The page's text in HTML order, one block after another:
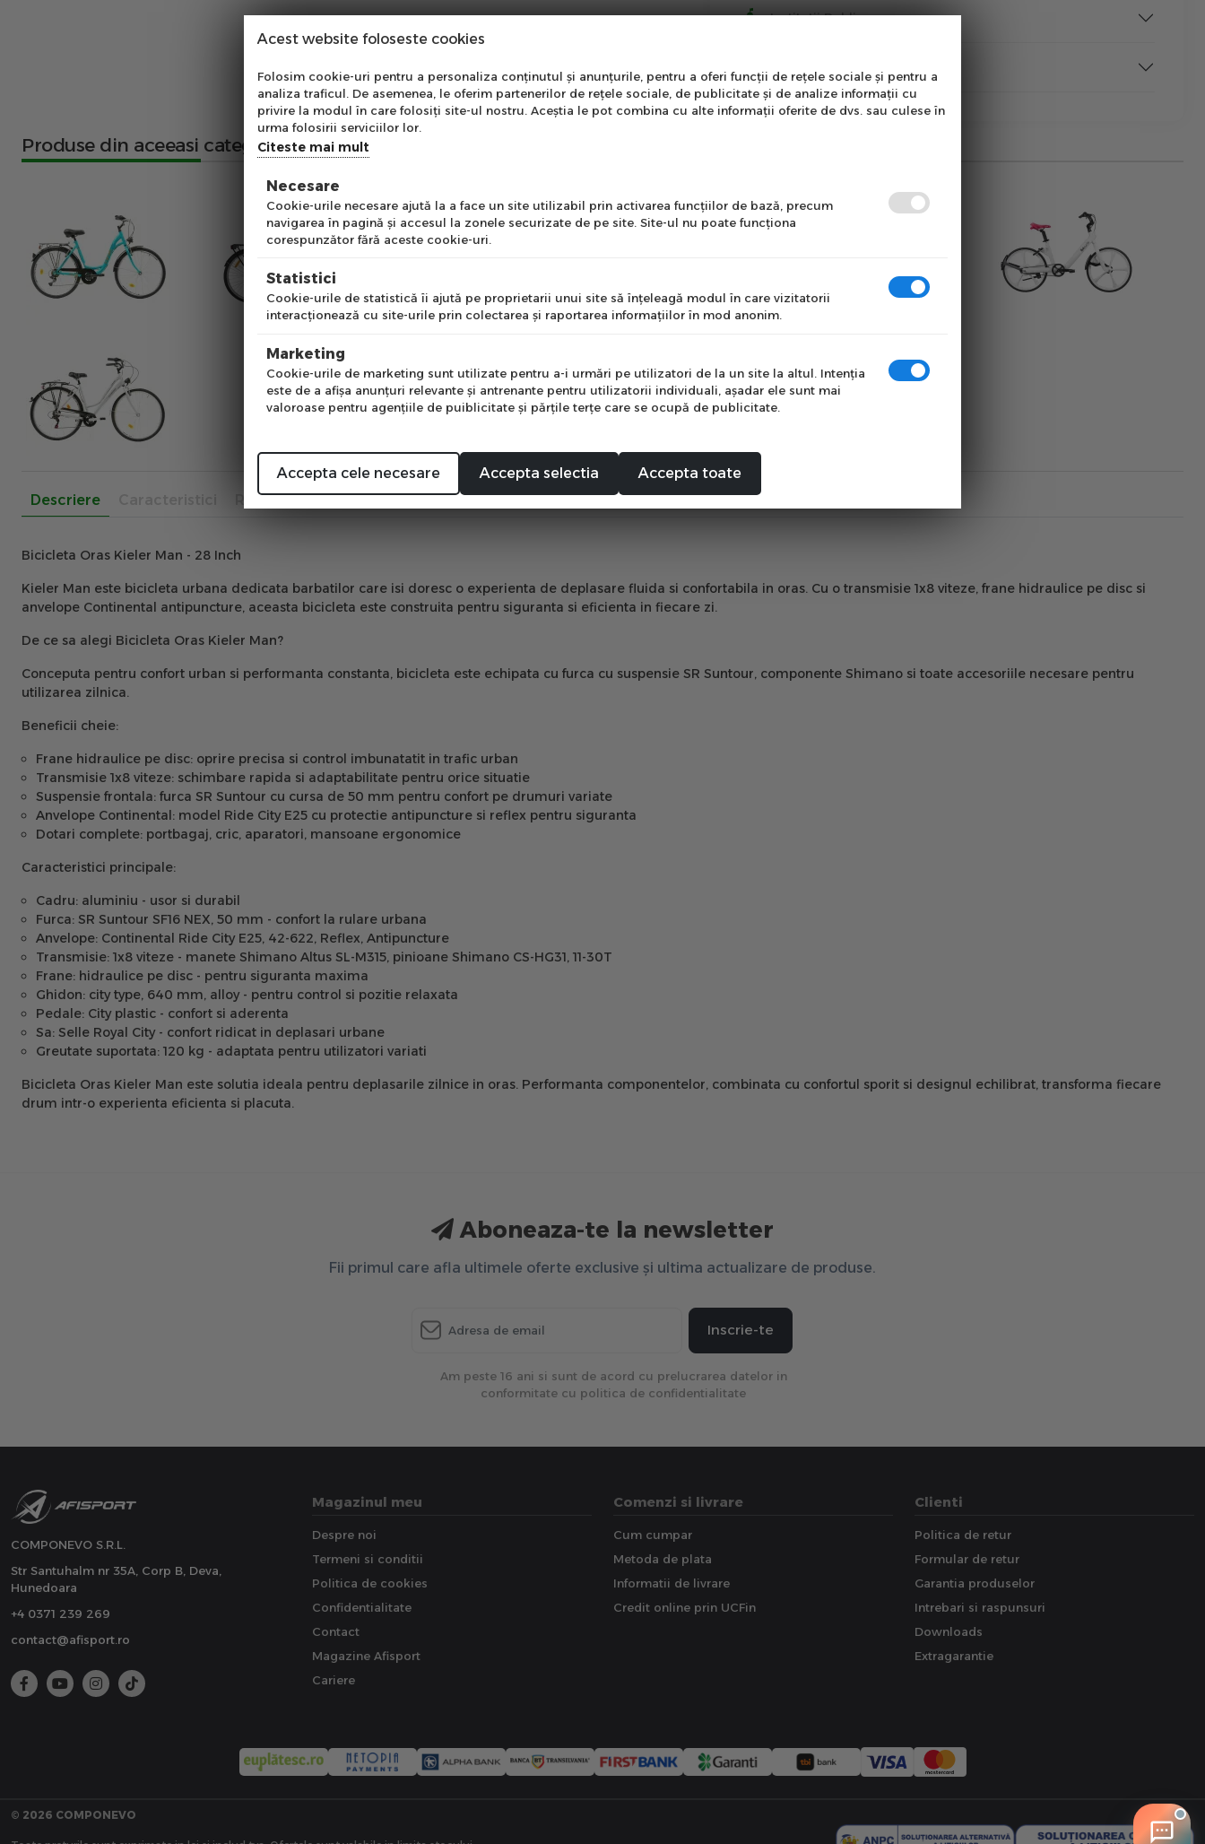
Institutii Publice
Produse din aceeasi categorie
Descriere Recenzii
Bicicleta Oras Kieler Man - 28 Inch
Kieler Man este bicicleta urbana dedicata barbatilor care isi doresc o experienta de deplasare fluida si confortabila in oras. Cu o transmisie 1x8 viteze, frane hidraulice pe disc si
anvelope Continental antipuncture, aceasta bicicleta este construita pentru siguranta si eficienta in fiecare zi.
De ce sa alegi Bicicleta Oras Kieler Man?
Conceputa pentru confort urban si performanta constanta, bicicleta este echipata cu furca cu suspensie SR Suntour, componente Shimano si toate accesoriile necesare pentru
utilizarea zilnica.
Beneficii cheie:
Frane hidraulice pe disc: oprire precisa si control imbunatatit in trafic urban
Transmisie 1x8 viteze: schimbare rapida si adaptabilitate pentru orice situatie
Suspensie frontala: furca SR Suntour cu cursa de 50 mm pentru confort pe drumuri variate
Anvelope Continental: model Ride City E25 cu protectie antipuncture si reflex pentru siguranta
Dotari complete: portbagaj, cric, aparatori, mansoane ergonomice
Caracteristici principale:
Cadru: aluminiu - usor si durabil
Furca: SR Suntour SF16 NEX, 50 mm - confort la rulare urbana
Anvelope: Continental Ride City E25, 42-622, Reflex, Antipuncture
Transmisie: 1x8 viteze - manete Shimano Altus SL-M315, pinioane Shimano CS-HG31, 11-30T
Frane: hidraulice pe disc - pentru siguranta maxima
Ghidon: city type, 640 mm, alloy - pentru control si pozitie relaxata
Pedale: City plastic - confort si aderenta
Sa: Selle Royal City - confort ridicat in deplasari urbane
Greutate suportata: 120 kg - adaptata pentru utilizatori variati
Bicicleta Oras Kieler Man este solutia ideala pentru deplasarile zilnice in oras. Performanta componentelor, combinata cu confortul sporit si designul echilibrat, transforma fiecare
drum intr-o experienta eficienta si placuta.
Aboneaza-te la newsletter
Fii primul care afla ultimele oferte exclusive și ultima actualizare de produse.
Inscrie-te
Am peste 16 ani si sunt de acord cu prelucrarea datelor in
conformitate cu politica de confidentialitate
COMPONEVO S.R.L.
Str Santuhalm nr 35A, Corp B, Deva,
Hunedoara
+4 0371 239 269
contact@afisport.ro
Magazinul meu
Despre noi
Termeni si conditii
Politica de cookies
Confidentialitate
Contact
Magazine Afisport
Cariere
Comenzi si livrare
Cum cumpar
Metoda de plata
Informatii de livrare
Credit online prin UCFin
Clienti
Politica de retur
Formular de retur
Garantia produselor
Intrebari si raspunsuri
Downloads
Extragarantie
© 2026 COMPONEVO
Acest website foloseste cookies
Folosim cookie-uri pentru a personaliza conținutul și anunțurile, pentru a oferi funcții de rețele sociale și pentru a
analiza traficul. De asemenea, le oferim partenerilor de rețele sociale, de publicitate și de analize informații cu
privire la modul în care folosiți site-ul nostru. Aceștia le pot combina cu alte informații oferite de dvs. sau culese în
urma folosirii serviciilor lor.
Citeste mai mult
Necesare
Cookie-urile necesare ajută la a face un site utilizabil prin activarea funcţiilor de bază, precum
navigarea în pagină şi accesul la zonele securizate de pe site. Site-ul nu poate funcţiona
corespunzător fără aceste cookie-uri.
Statistici
Cookie-urile de statistică îi ajută pe proprietarii unui site să înţeleagă modul în care vizitatorii
interacţionează cu site-urile prin colectarea şi raportarea informaţiilor în mod anonim.
Marketing
Cookie-urile de marketing sunt utilizate pentru a-i urmări pe utilizatori de la un site la altul. Intenţia
este de a afişa anunţuri relevante şi antrenante pentru utilizatorii individuali, aşadar ele sunt mai
valoroase pentru agenţiile de puiblicitate şi părţile terţe care se ocupă de publicitate.
Accepta cele necesare Accepta selectia Accepta toate
Abonare Newsletter
Abonează-te la newsletter
pentru a primi cele mai noi
Mă abonez